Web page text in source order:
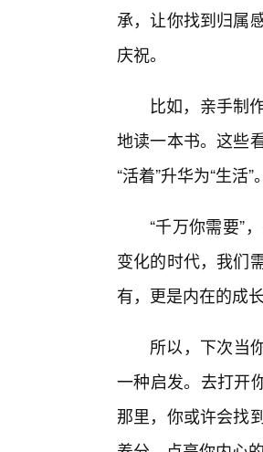
承，让你找到归属
庆祝。
比如，亲手制
地读一本书。这些
“活着”升华为“生活”。
“千万你需要”
变化的时代，我们
有，更是内在的成长
所以，下次当
一种启发。去打开
那里，你或许会找